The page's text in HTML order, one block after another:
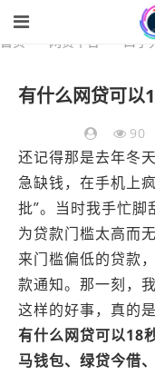
首页 网贷平台 口子
90
还记得那是去年冬
急缺钱，在手机上
批”。当时我手忙
为贷款门槛太高而
来门槛偏低的贷款
款通知。那一刻，
这样的好事，真的
有什么网贷可以18
马钱包、绿贷今借